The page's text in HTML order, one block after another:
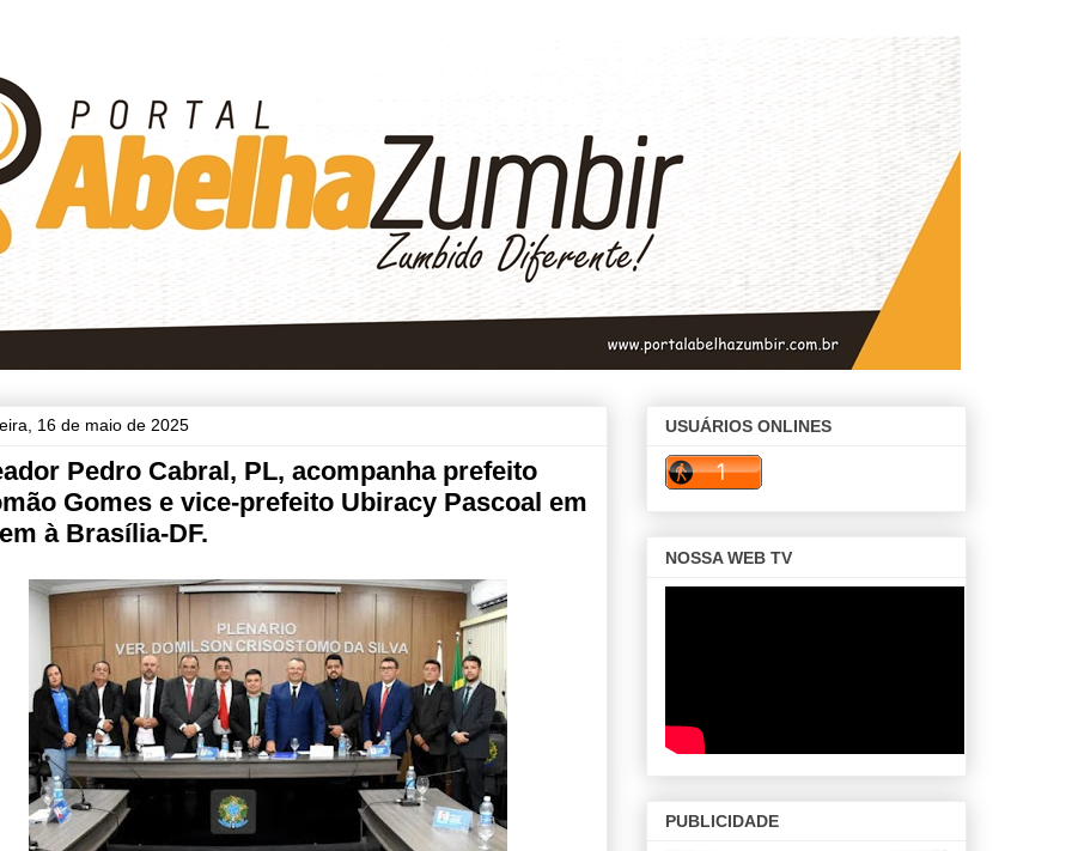
16 de maio de 2025
Pedro Cabral, PL, acompanha prefeito
Gomes e vice-prefeito Ubiracy Pascoal em
à Brasília-DF.
USUÁRIOS ONLINES
NOSSA WEB TV
PUBLICIDADE